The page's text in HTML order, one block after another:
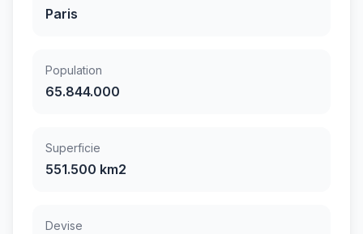
Paris
Population
65.844.000
Superficie
551.500 km2
Devise